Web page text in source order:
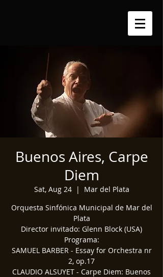
Buenos Aires, Carpe
Diem
Sat, Aug 24
  |
Mar del Plata
Orquesta Sinfónica Municipal de Mar del
Plata
Director invitado: Glenn Block (USA)
Programa:
SAMUEL BARBER - Essay for Orchestra nr
2, op.17
CLAUDIO ALSUYET - Carpe Diem: Buenos